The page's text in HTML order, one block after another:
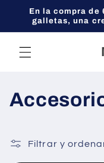
directamente
al contenido
En la compra de
galletas, una
C
l
Filtrar y